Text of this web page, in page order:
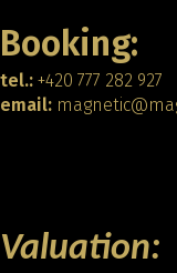
Booking:
tel.: +420 777 282 927
email:
Valuation: